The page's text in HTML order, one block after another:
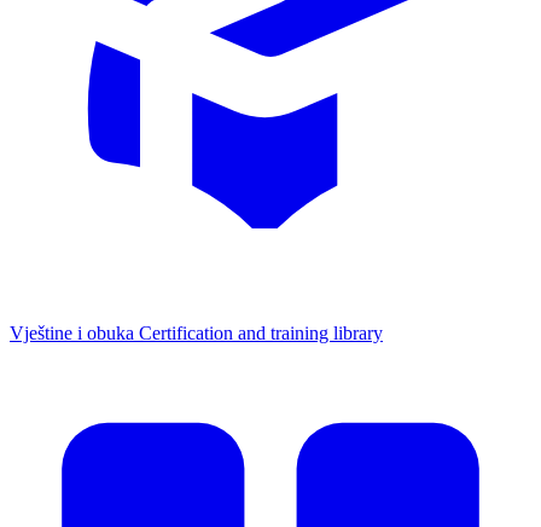
Vještine i obuka Certification and training library